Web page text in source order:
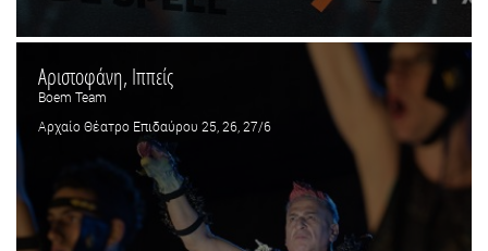
Αριστοφάνη, Ιππείς
Boem Team
Αρχαίο Θέατρο Επιδαύρου 25, 26, 27/6